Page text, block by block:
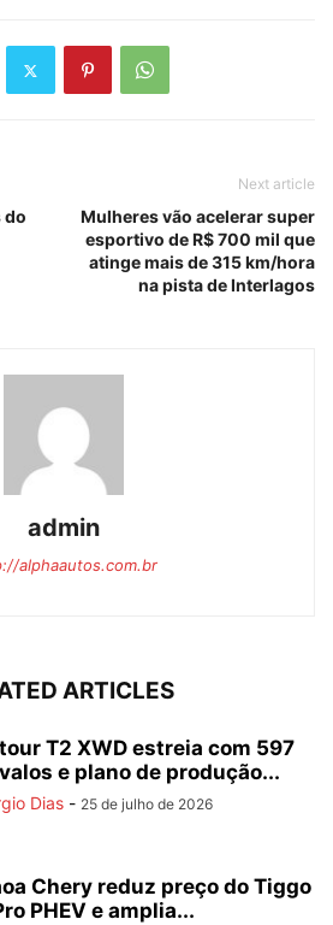
do
Next article
Mulheres vão acelerar super
esportivo de R$ 700 mil que
atinge mais de 315 km/hora
na pista de Interlagos
admin
alphaautos.com.br
ARTICLES
T2 XWD estreia com 597
e plano de produção...
Dias - 25 de julho de 2026
Chery reduz preço do Tiggo
PHEV e amplia...